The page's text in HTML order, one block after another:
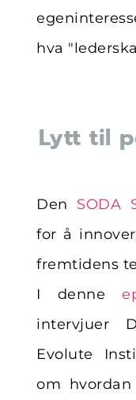
hva
Lytt til
Den SODA
for å
fremtidens
I denne
intervjuer
Evolute
om hvordan